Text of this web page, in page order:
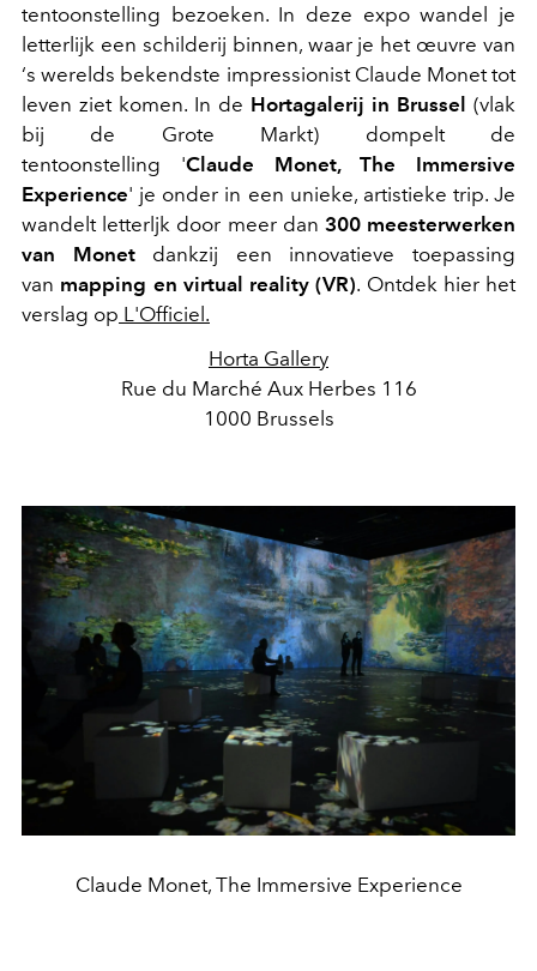
tentoonstelling bezoeken. In deze expo wandel je
letterlijk een schilderij binnen, waar je het œuvre van
‘s werelds bekendste impressionist Claude Monet tot
leven ziet komen. In de Hortagalerij in Brussel (vlak
bij de Grote Markt) dompelt de
tentoonstelling 'Claude Monet, The Immersive
Experience' je onder in een unieke, artistieke trip. Je
wandelt letterljk door meer dan 300 meesterwerken
van Monetdankzij een innovatieve toepassing
van mapping en virtual reality (VR). Ontdek hier het
verslag op L'Officiel.
Horta Gallery
Rue du Marché Aux Herbes 116
1000 Brussels
Claude Monet, The Immersive Experience